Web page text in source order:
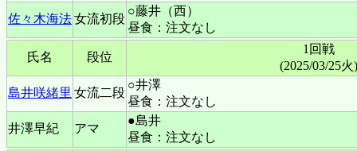
佐々木海法女流初段
○藤井（西）
昼食：注文なし
氏名 段位
1回戦
(2025/03/25火)
島井咲緒里 女流二段
○井澤
昼食：注文なし
井澤早紀
アマ
●島井
昼食：注文なし